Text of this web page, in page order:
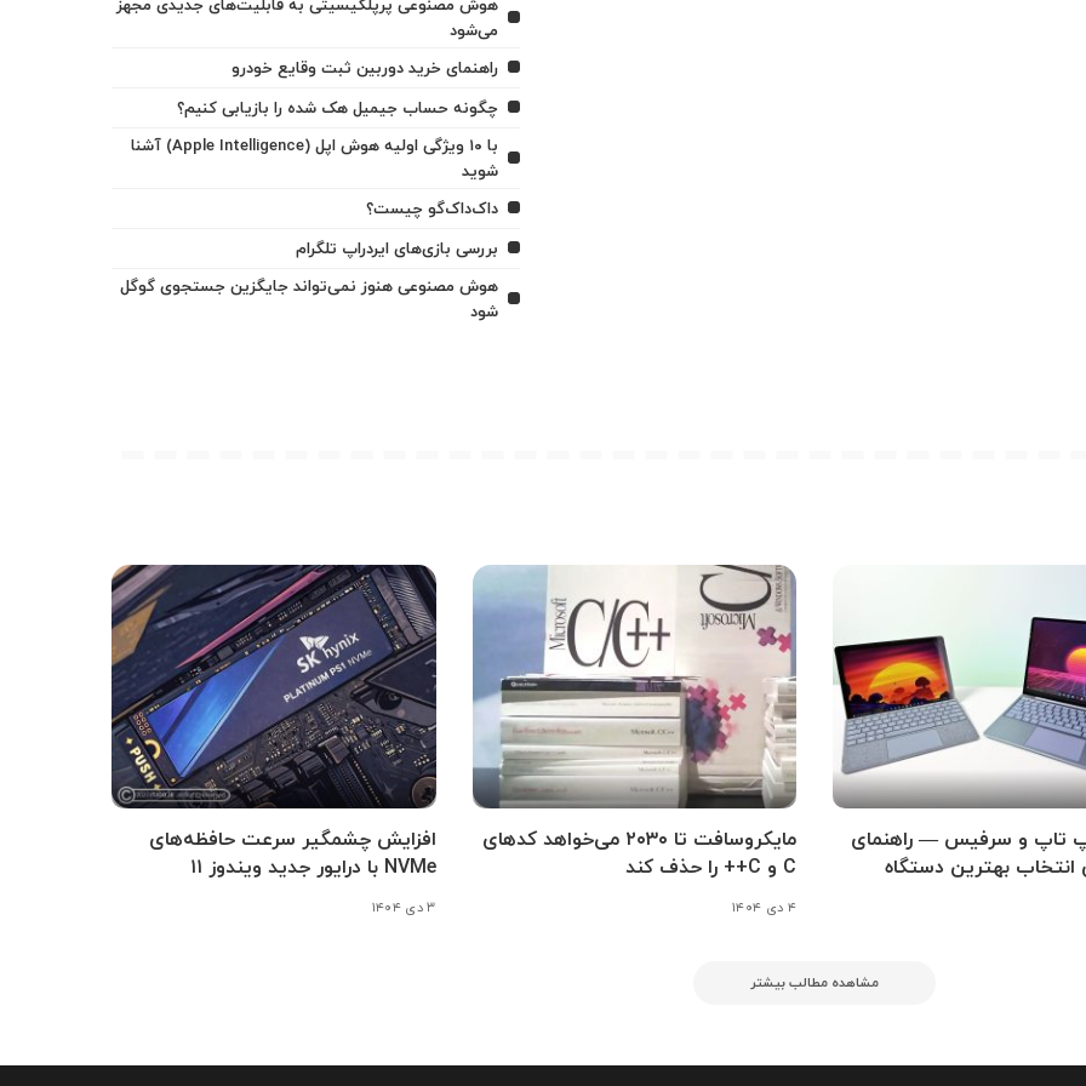
هوش مصنوعی پرپلکیسیتی به قابلیت‌های جدیدی مجهز
می‌شود
راهنمای خرید دوربین ثبت وقایع خودرو
چگونه حساب جیمیل هک شده را بازیابی کنیم؟
با ۱۰ ویژگی اولیه هوش اپل (Apple Intelligence) آشنا
شوید
داک‌داک‌گو چیست؟
بررسی بازی‌های ایردراپ تلگرام
هوش مصنوعی هنوز نمی‌تواند جایگزین جستجوی گوگل
شود
تاپ و سرفیس — راهنمای
انتخاب بهترین دستگاه
مایکروسافت تا ۲۰۳۰ می‌خواهد کدهای
C و C++ را حذف کند
۴ دی ۱۴۰۴
افزایش چشمگیر سرعت حافظه‌های
NVMe با درایور جدید ویندوز ۱۱
۳ دی ۱۴۰۴
مشاهده مطالب بیشتر